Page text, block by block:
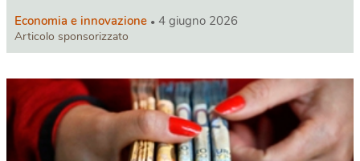
Economia e innovazione 4 giugno 2026
Articolo sponsorizzato